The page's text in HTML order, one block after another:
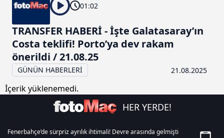
01:02
TRANSFER HABERİ - İşte Galatasaray’ın
Costa teklifi! Porto’ya dev rakam
önerildi / 21.08.25
GÜNÜN HABERLERİ 21.08.2025
İçerik yüklenemedi.
HER YERDE!
Fenerbahçe’de sürpriz ayrılık ihtimali! Devre arasında gelmişti